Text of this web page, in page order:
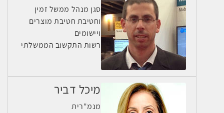
סגן מנהל ממשל זמין
וחטיבת חטיבת מוצרים
ויישומים
רשות התקשוב הממשלתי
מיכל דביר
מנמ"רית